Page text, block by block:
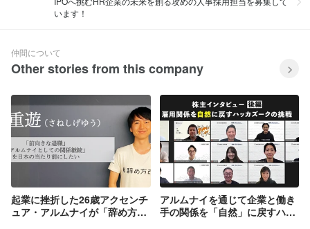
います！
仲間について
Other stories from this company
起業に挫折した26歳アクセンチ
ュア・アルムナイが「辞め方改
アルムナイを通じて企業と働き
手の関係を「自然」に戻すハッ